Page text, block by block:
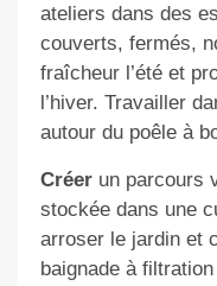
ateliers dans des
couverts, fermés,
fraîcheur l’été et
l’hiver. Travailler
autour du poêle à
Créer un parcours
stockée dans une
arroser le jardin et
baignade à